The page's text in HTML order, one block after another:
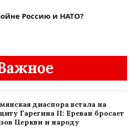
Россию и НАТО?
диаспора встала на
Гарегина II: Ереван бросает
Церкви и народу